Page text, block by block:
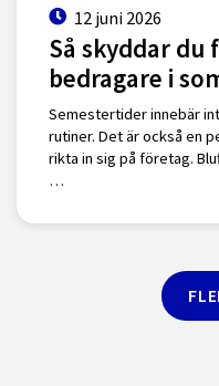
12 juni 2026
Så skyddar
bedragare i
Semestertider innebär
rutiner. Det är också en
rikta in sig på företag.
…